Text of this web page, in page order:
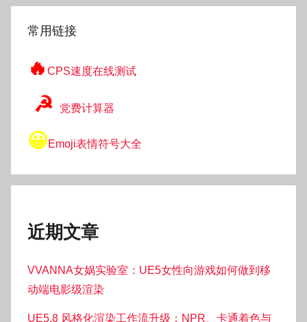
索
常用链接
🔥 CPS速度在线测试
☭ 党费计算器
😀Emoji表情符号大全
近期文章
VVANNA女娲实验室：UE5女性向游戏如何做到移
动端电影级渲染
UE5.8 风格化渲染工作流升级：NPR、卡通着色与